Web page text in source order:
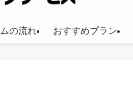
の流れ おすすめプラン